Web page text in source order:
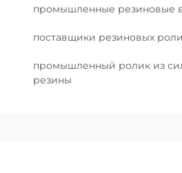
промышленные резиновые
поставщики резиновых
промышленный ролик из
резины